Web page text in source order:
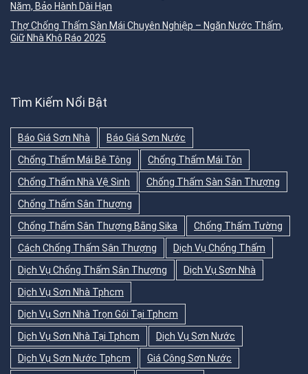
Năm, Bảo Hành Dài Hạn
Thợ Chống Thấm Sàn Mái Chuyên Nghiệp – Ngăn Nước Thấm,
Giữ Nhà Khô Ráo 2025
Tìm Kiếm Nổi Bật
Báo Giá Sơn Nhà
Báo Giá Sơn Nước
Chống Thấm Mái Bê Tông
Chống Thấm Mái Tôn
Chống Thấm Nhà Vệ Sinh
Chống Thấm Sàn Sân Thượng
Chống Thấm Sân Thượng
Chống Thấm Sân Thượng Bằng Sika
Chống Thấm Tường
Cách Chống Thấm Sân Thượng
Dịch Vụ Chống Thấm
Dịch Vụ Chống Thấm Sân Thượng
Dịch Vụ Sơn Nhà
Dịch Vụ Sơn Nhà Tphcm
Dịch Vụ Sơn Nhà Trọn Gói Tại Tphcm
Dịch Vụ Sơn Nhà Tại Tphcm
Dịch Vụ Sơn Nước
Dịch Vụ Sơn Nước Tphcm
Giá Công Sơn Nước